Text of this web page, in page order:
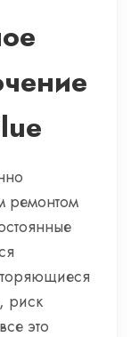
ремонтом
риск
это